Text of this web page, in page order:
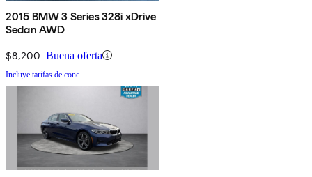
2015 BMW 3 Series 328i xDrive
Sedan AWD
$8,200 Buena oferta
Incluye tarifas de conc.